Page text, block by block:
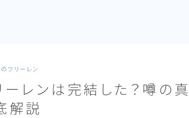
フリーレン
ーレンは完結した？噂の
解説